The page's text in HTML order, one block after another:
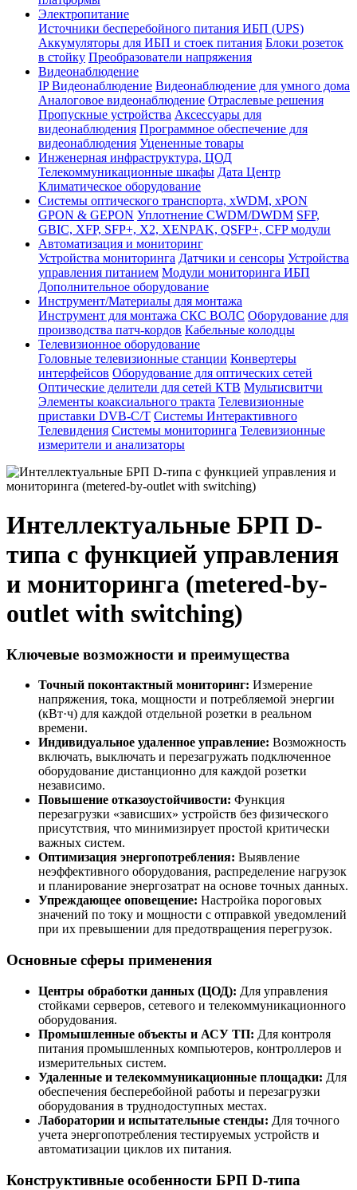
Электропитание
Источники бесперебойного питания ИБП (UPS)
Аккумуляторы для ИБП и стоек питания Блоки розеток
в стойку Преобразователи напряжения
Видеонаблюдение
IP Видеонаблюдение Видеонаблюдение для умного дома
Аналоговое видеонаблюдение Отраслевые решения
Пропускные устройства Аксессуары для
видеонаблюдения Программное обеспечение для
видеонаблюдения Уцененные товары
Инженерная инфраструктура, ЦОД
Телекоммуникационные шкафы Дата Центр
Климатичeское оборудование
Системы оптического транспорта, xWDM, xPON
GPON & GEPON Уплотнение CWDM/DWDM SFP,
GBIC, XFP, SFP+, X2, XENPAK, QSFP+, CFP модули
Автоматизация и мониторинг
Устройства мониторинга Датчики и сенсоры Устройства
управления питанием Модули мониторинга ИБП
Дополнительное оборудование
Инструмент/Материалы для монтажа
Инструмент для монтажа СКС ВОЛС Оборудование для
производства патч-кордов Кабельные колодцы
Телевизионное оборудование
Головные телевизионные станции Конвертеры
интерфейсов Оборудование для оптических сетей
Оптические делители для сетей КТВ Мультисвитчи
Элементы коаксиального тракта Телевизионные
приставки DVB-C/T Системы Интерактивного
Телевидения Системы мониторинга Телевизионные
измерители и анализаторы
Интеллектуальные БРП D-
типа с функцией управления
и мониторинга (metered-by-
outlet with switching)
Ключевые возможности и преимущества
Точный поконтактный мониторинг: Измерение
напряжения, тока, мощности и потребляемой энергии
(кВт·ч) для каждой отдельной розетки в реальном
времени.
Индивидуальное удаленное управление: Возможность
включать, выключать и перезагружать подключенное
оборудование дистанционно для каждой розетки
независимо.
Повышение отказоустойчивости: Функция
перезагрузки «зависших» устройств без физического
присутствия, что минимизирует простой критически
важных систем.
Оптимизация энергопотребления: Выявление
неэффективного оборудования, распределение нагрузок
и планирование энергозатрат на основе точных данных.
Упреждающее оповещение: Настройка пороговых
значений по току и мощности с отправкой уведомлений
при их превышении для предотвращения перегрузок.
Основные сферы применения
Центры обработки данных (ЦОД): Для управления
стойками серверов, сетевого и телекоммуникационного
оборудования.
Промышленные объекты и АСУ ТП: Для контроля
питания промышленных компьютеров, контроллеров и
измерительных систем.
Удаленные и телекоммуникационные площадки: Для
обеспечения бесперебойной работы и перезагрузки
оборудования в труднодоступных местах.
Лаборатории и испытательные стенды: Для точного
учета энергопотребления тестируемых устройств и
автоматизации циклов их питания.
Конструктивные особенности БРП D-типа